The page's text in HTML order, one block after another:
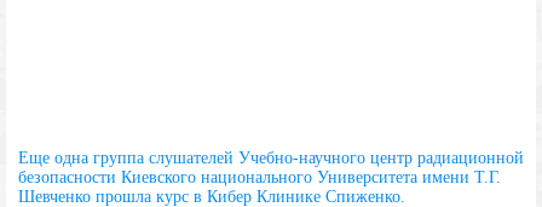
Еще одна группа слушателей Учебно-научного центр радиационной
безопасности Киевского национального Университета имени Т.Г.
Шевченко прошла курс в Кибер Клинике Спиженко.